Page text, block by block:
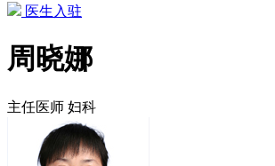
医生入驻
周晓娜
主任医师 妇科